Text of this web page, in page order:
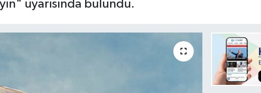
uyarısında bulundu.